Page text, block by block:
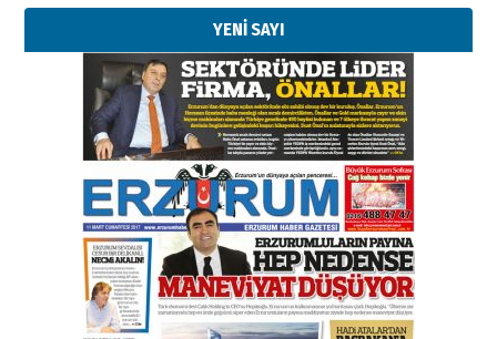
YENİ SAYI
Esat BİNDESEN
Başkan Sekmen’den Erzurum’a
bir vizyon proje daha!
02 Ağustos 2026 Pazar